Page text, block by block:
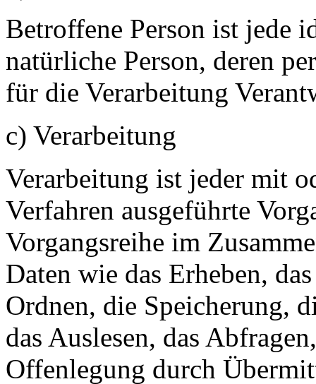
Betroffene Person ist jede
natürliche Person, deren
für die Verarbeitung
c) Verarbeitung
Verarbeitung ist jeder mit
Verfahren ausgeführte
Vorgangsreihe im
Daten wie das Erheben,
Ordnen, die Speicherung,
das Auslesen, das
Offenlegung durch